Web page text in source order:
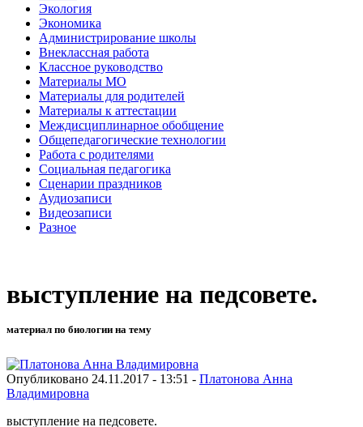
Экология
Экономика
Администрирование школы
Внеклассная работа
Классное руководство
Материалы МО
Материалы для родителей
Материалы к аттестации
Междисциплинарное обобщение
Общепедагогические технологии
Работа с родителями
Социальная педагогика
Сценарии праздников
Аудиозаписи
Видеозаписи
Разное
выступление на педсовете.
материал по биологии на тему
Опубликовано 24.11.2017 - 13:51 - Платонова Анна
Владимировна
выступление на педсовете.